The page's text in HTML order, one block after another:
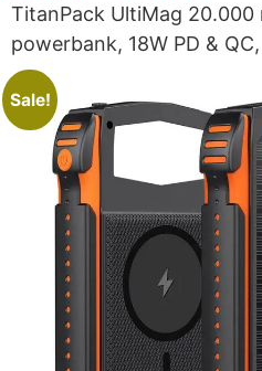
TitanPack UltiMag 20.000
powerbank, 18W PD &
Sale!